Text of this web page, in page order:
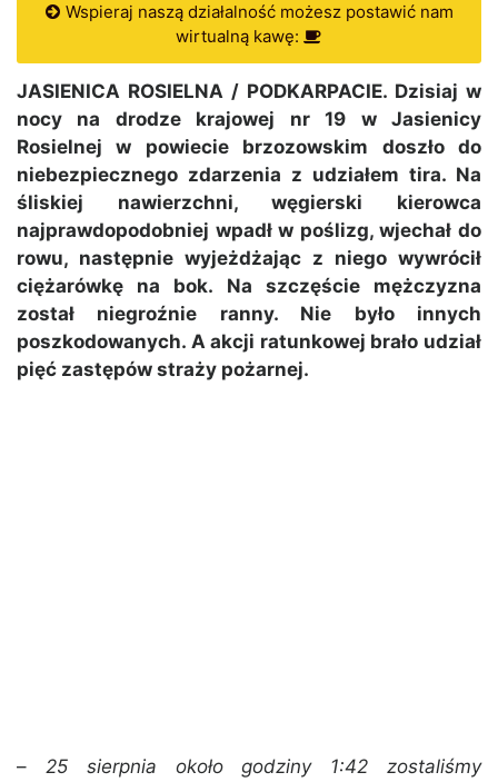
Wspieraj naszą działalność możesz postawić nam
wirtualną kawę:
JASIENICA ROSIELNA / PODKARPACIE. Dzisiaj w
nocy na drodze krajowej nr 19 w Jasienicy
Rosielnej w powiecie brzozowskim doszło do
niebezpiecznego zdarzenia z udziałem tira. Na
śliskiej nawierzchni, węgierski kierowca
najprawdopodobniej wpadł w poślizg, wjechał do
rowu, następnie wyjeżdżając z niego wywrócił
ciężarówkę na bok. Na szczęście mężczyzna
został niegroźnie ranny. Nie było innych
poszkodowanych. A akcji ratunkowej brało udział
pięć zastępów straży pożarnej.
– 25 sierpnia około godziny 1:42 zostaliśmy